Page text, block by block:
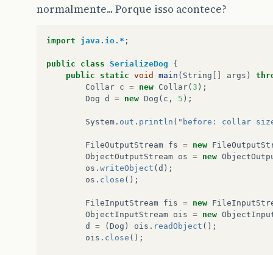
normalmente... Porque isso acontece?
import java.io.* ;
public class SerializeDog
{
public
static void main ( String args )
Collar c = new Collar( 3 );
Dog d = new Dog ( c , 5 );
System . out . println ( "before: collar
FileOutputStream fs = new
ObjectOutputStream os = new
os . writeObject ( d );
os . close ();
FileInputStream fis = new
ObjectInputStream ois = new
d
= ( Dog ) ois . readObject ();
ois . close ();